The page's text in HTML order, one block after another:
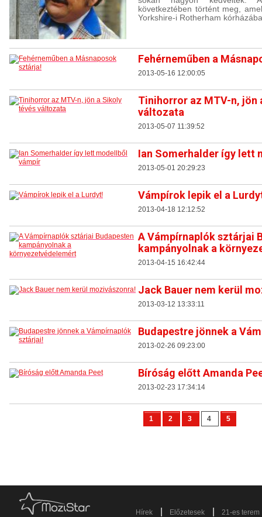
következtében történt meg,
Yorkshire-i Rotherham
Fehérneműben a
2013-05-16 12:00:05
Tinihorror az MTV-n, jön
változata
2013-05-07 11:39:52
Ian Somerhalder így lett
2013-05-01 20:29:23
Vámpírok lepik el a
2013-04-18 12:12:52
A Vámpírnaplók sztárjai
kampányolnak a
2013-04-15 16:42:44
Jack Bauer nem kerül
2013-03-12 13:33:11
Budapestre jönnek a
2013-02-26 09:23:00
Bíróság előtt Amanda
2013-02-23 17:34:14
1 2 3 4 5
Hírek Előzetesek
21-es terem